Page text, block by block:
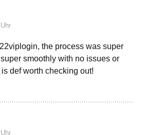
the process was super
smoothly with no issues or
is def worth checking out!